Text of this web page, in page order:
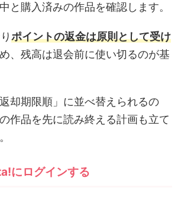
と購入済みの作品を確認します。
ポイントの返金は原則として受け
、残高は退会前に使い切るのが基
却期限順」に並べ替えられるの
作品を先に読み終える計画も立て
にログインする